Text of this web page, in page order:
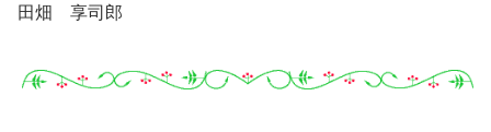
田畑 享司郎